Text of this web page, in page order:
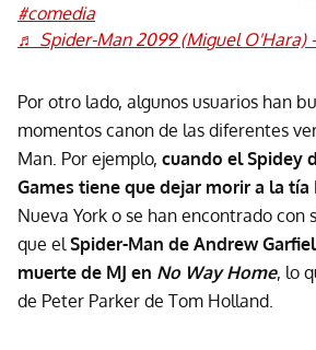
#comedia
♬ Spider-Man 2099 (Miguel O'Hara)
Por otro lado, algunos usuarios han
momentos canon de las diferentes
Man. Por ejemplo, cuando el Spidey
Games tiene que dejar morir a la tía
Nueva York o se han encontrado con
que el Spider-Man de Andrew
muerte de MJ en No Way Home, lo
de Peter Parker de Tom Holland.